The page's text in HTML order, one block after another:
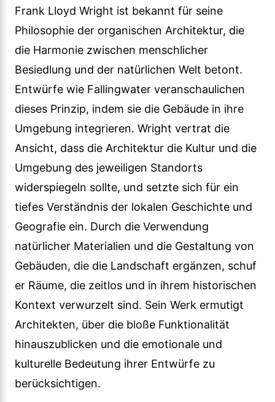
Frank Lloyd Wright ist bekannt für seine
Philosophie der organischen Architektur, die
die Harmonie zwischen menschlicher
Besiedlung und der natürlichen Welt betont.
Entwürfe wie Fallingwater veranschaulichen
dieses Prinzip, indem sie die Gebäude in ihre
Umgebung integrieren. Wright vertrat die
Ansicht, dass die Architektur die Kultur und die
Umgebung des jeweiligen Standorts
widerspiegeln sollte, und setzte sich für ein
tiefes Verständnis der lokalen Geschichte und
Geografie ein. Durch die Verwendung
natürlicher Materialien und die Gestaltung von
Gebäuden, die die Landschaft ergänzen, schuf
er Räume, die zeitlos und in ihrem historischen
Kontext verwurzelt sind. Sein Werk ermutigt
Architekten, über die bloße Funktionalität
hinauszublicken und die emotionale und
kulturelle Bedeutung ihrer Entwürfe zu
berücksichtigen.